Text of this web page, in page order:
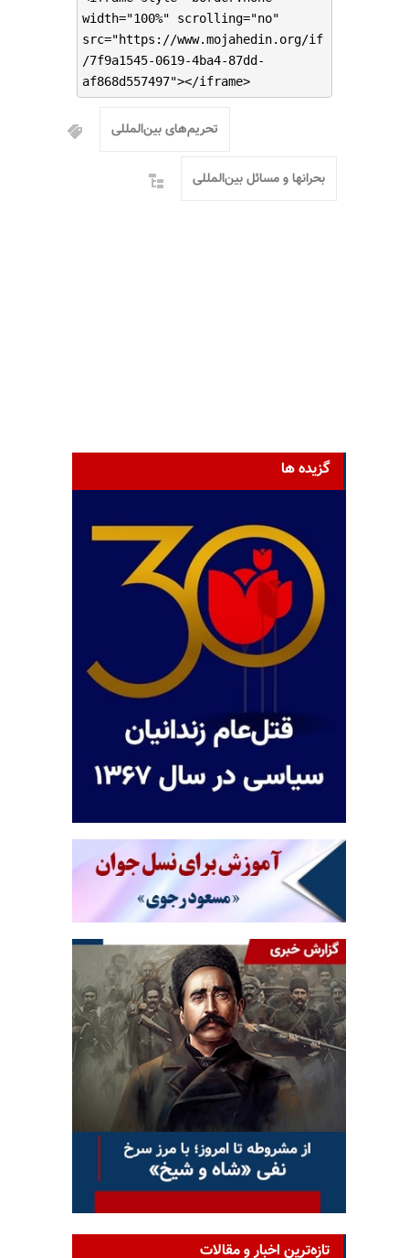
width="100%" scrolling="no"
src="https://www.mojahedin.org/if
/7f9a1545-0619-4ba4-87dd-
af868d557497"></iframe>
تحریم‌های بین‌المللی
بحرانها و مسائل بین‌المللی
گزیده ها
تازه‌ترین اخبار و مقالات